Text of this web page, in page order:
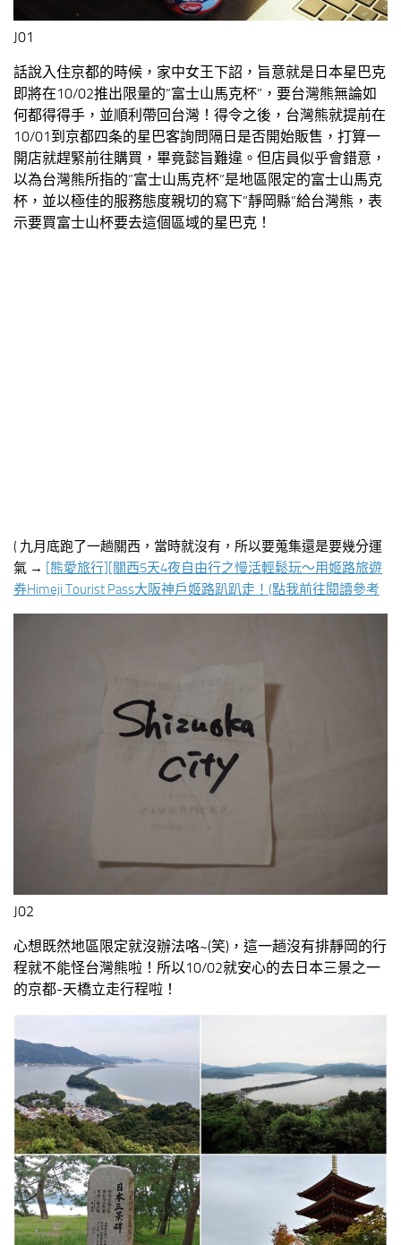
J01
話說入住京都的時候，家中女王下詔，旨意就是日本星巴克
即將在10/02推出限量的”富士山馬克杯”，要台灣熊無論如
何都得得手，並順利帶回台灣！得令之後，台灣熊就提前在
10/01到京都四条的星巴客詢問隔日是否開始販售，打算一
開店就趕緊前往購買，畢竟懿旨難違。但店員似乎會錯意，
以為台灣熊所指的”富士山馬克杯”是地區限定的富士山馬克
杯，並以極佳的服務態度親切的寫下”靜岡縣”給台灣熊，表
示要買富士山杯要去這個區域的星巴克！
( 九月底跑了一趟關西，當時就沒有，所以要蒐集還是要幾分運
氣 →
[熊愛旅行][關西5天4夜自由行之慢活輕鬆玩～用姬路旅遊
券Himeji Tourist Pass大阪神戶姬路趴趴走！(點我前往閱讀參考
J02
心想既然地區限定就沒辦法咯~(笑)，這一趟沒有排靜岡的行
程就不能怪台灣熊啦！所以10/02就安心的去日本三景之一
的京都-天橋立走行程啦！